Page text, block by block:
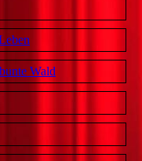
Wald